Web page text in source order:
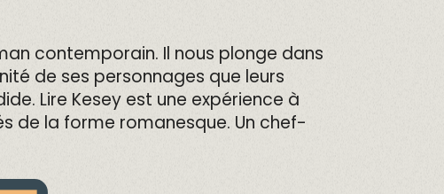
contemporain. Il nous plonge dans
de ses personnages que leurs
Lire Kesey est une expérience à
de la forme romanesque. Un chef-